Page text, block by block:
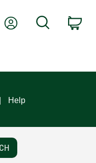
My AccountSearch
Help